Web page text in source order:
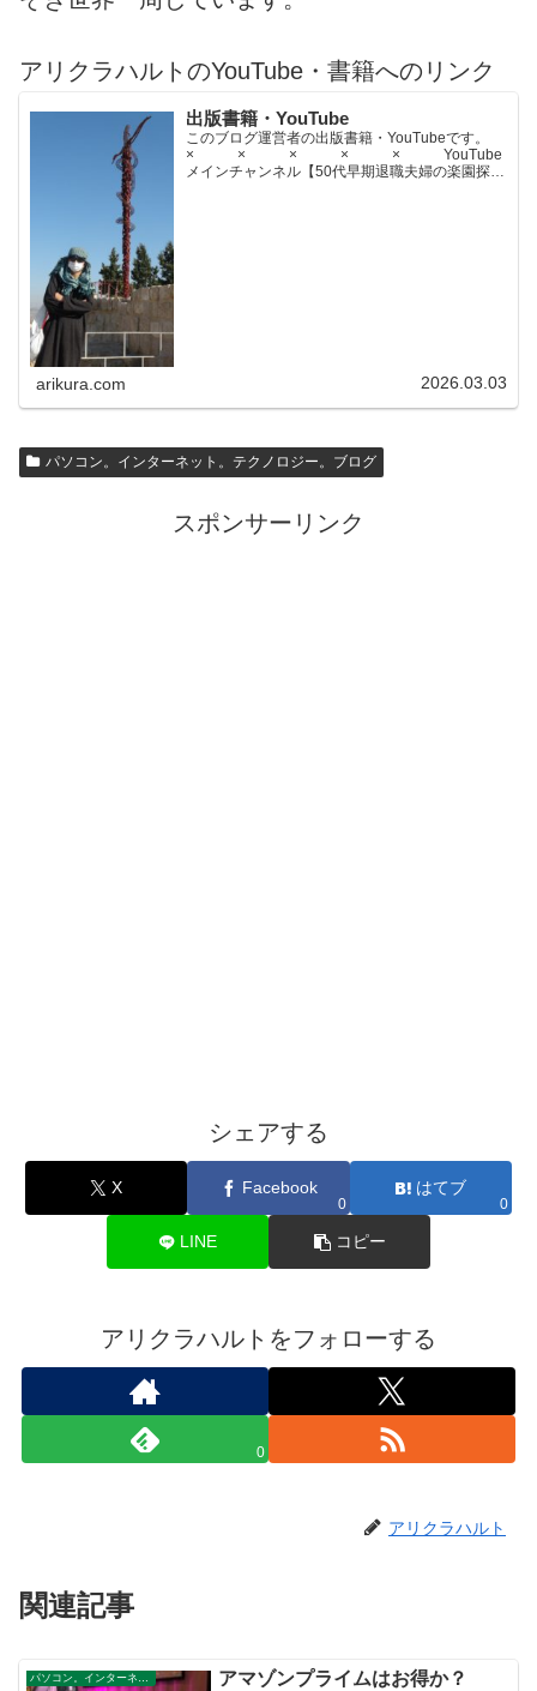
アリクラハルトのYouTube・書籍へのリンク
出版書籍・YouTube
このブログ運営者の出版書籍・YouTubeです。
× × × × × YouTube
メインチャンネル【50代早期退職夫婦の楽園探求
arikura.com 2026.03.03
パソコン。インターネット。テクノロジー。ブログ
スポンサーリンク
シェアする
X Facebook
0
はてブ
0
LINE コピー
アリクラハルトをフォローする
0
アリクラハルト
関連記事
パソコン。インターネット。テクノロジー。ブログ アマゾンプライムはお得か？